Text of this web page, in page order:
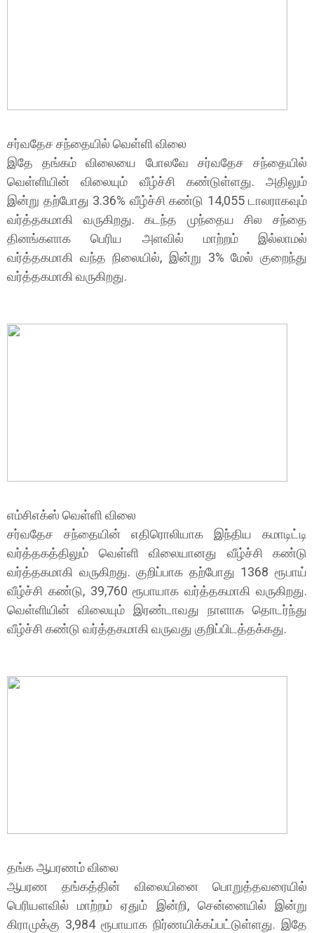
சர்வதேச சந்தையில் வெள்ளி விலை
இதே தங்கம் விலையை போலவே சர்வதேச சந்தையில்
வெள்ளியின் விலையும் வீழ்ச்சி கண்டுள்ளது. அதிலும்
இன்று தற்போது 3.36% வீழ்ச்சி கண்டு 14,055 டாலராகவும்
வர்த்தகமாகி வருகிறது. கடந்த முந்தைய சில சந்தை
தினங்களாக பெரிய அளவில் மாற்றம் இல்லாமல்
வர்த்தகமாகி வந்த நிலையில், இன்று 3% மேல் குறைந்து
வர்த்தகமாகி வருகிறது.
எம்சிஎக்ஸ் வெள்ளி விலை
சர்வதேச சந்தையின் எதிரொலியாக இந்திய கமாடிட்டி
வர்த்தகத்திலும் வெள்ளி விலையானது வீழ்ச்சி கண்டு
வர்த்தகமாகி வருகிறது. குறிப்பாக தற்போது 1368 ரூபாய்
வீழ்ச்சி கண்டு, 39,760 ரூபாயாக வர்த்தகமாகி வருகிறது.
வெள்ளியின் விலையும் இரண்டாவது நாளாக தொடர்ந்து
வீழ்ச்சி கண்டு வர்த்தகமாகி வருவது குறிப்பிடத்தக்கது.
தங்க ஆபரணம் விலை
ஆபரண தங்கத்தின் விலையினை பொறுத்தவரையில்
பெரியளவில் மாற்றம் ஏதும் இன்றி, சென்னையில் இன்று
கிராமுக்கு 3,984 ரூபாயாக நிர்ணயிக்கப்பட்டுள்ளது. இதே